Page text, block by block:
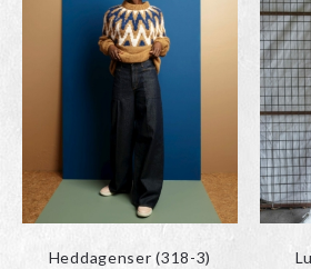
Heddagenser (318-3)